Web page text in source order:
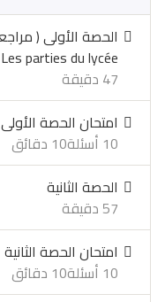
Les parties du lycée )
47 دقيقة
امتحان الحصة الأولى
10 دقائق
10 أسئلة
الحصة الثانية
57 دقيقة
امتحان الحصة الثانية
10 دقائق
10 أسئلة